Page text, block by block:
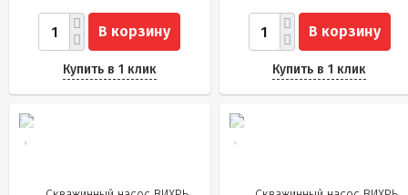
В корзину
Купить в 1 клик
В корзину
Купить в 1 клик